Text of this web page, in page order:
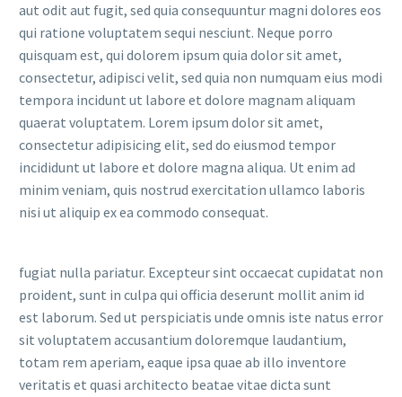
aut odit aut fugit, sed quia consequuntur magni dolores eos
qui ratione voluptatem sequi nesciunt. Neque porro
quisquam est, qui dolorem ipsum quia dolor sit amet,
consectetur, adipisci velit, sed quia non numquam eius modi
tempora incidunt ut labore et dolore magnam aliquam
quaerat voluptatem. Lorem ipsum dolor sit amet,
consectetur adipisicing elit, sed do eiusmod tempor
incididunt ut labore et dolore magna aliqua. Ut enim ad
minim veniam, quis nostrud exercitation ullamco laboris
nisi ut aliquip ex ea commodo consequat.
fugiat nulla pariatur. Excepteur sint occaecat cupidatat non
proident, sunt in culpa qui officia deserunt mollit anim id
est laborum. Sed ut perspiciatis unde omnis iste natus error
sit voluptatem accusantium doloremque laudantium,
totam rem aperiam, eaque ipsa quae ab illo inventore
veritatis et quasi architecto beatae vitae dicta sunt